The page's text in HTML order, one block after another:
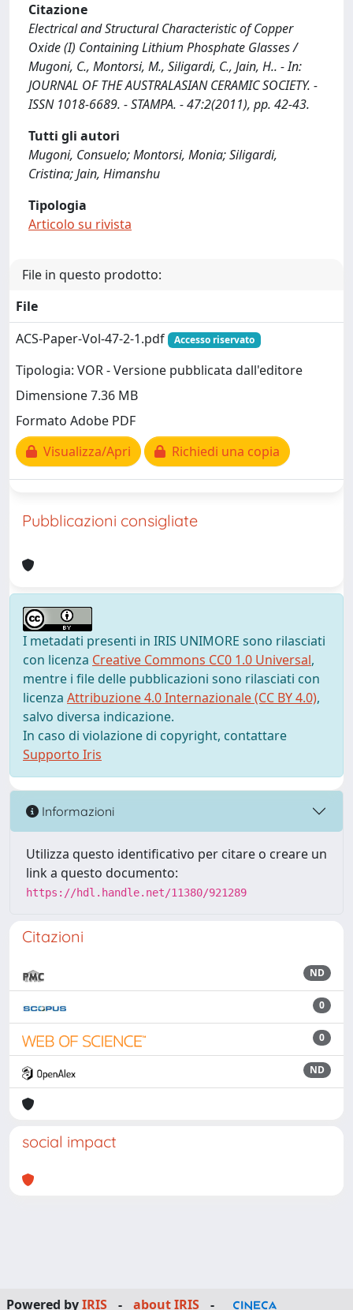
Citazione
Electrical and Structural Characteristic of Copper
Oxide (I) Containing Lithium Phosphate Glasses /
Mugoni, C., Montorsi, M., Siligardi, C., Jain, H.. - In:
JOURNAL OF THE AUSTRALASIAN CERAMIC SOCIETY. -
ISSN 1018-6689. - STAMPA. - 47:2(2011), pp. 42-43.
Tutti gli autori
Mugoni, Consuelo; Montorsi, Monia; Siligardi,
Cristina; Jain, Himanshu
Tipologia
Articolo su rivista
File in questo prodotto:
File
ACS-Paper-Vol-47-2-1.pdf
Accesso riservato
Tipologia: VOR - Versione pubblicata dall'editore
Dimensione 7.36 MB
Formato Adobe PDF
Visualizza/Apri
Richiedi una copia
Pubblicazioni consigliate
I metadati presenti in IRIS UNIMORE sono rilasciati
con licenza Creative Commons CC0 1.0 Universal,
mentre i file delle pubblicazioni sono rilasciati con
licenza Attribuzione 4.0 Internazionale (CC BY 4.0),
salvo diversa indicazione.
In caso di violazione di copyright, contattare
Supporto Iris
Informazioni
Utilizza questo identificativo per citare o creare un
link a questo documento:
https://hdl.handle.net/11380/921289
Citazioni
ND
0
0
ND
social impact
Powered byIRIS - about IRIS -